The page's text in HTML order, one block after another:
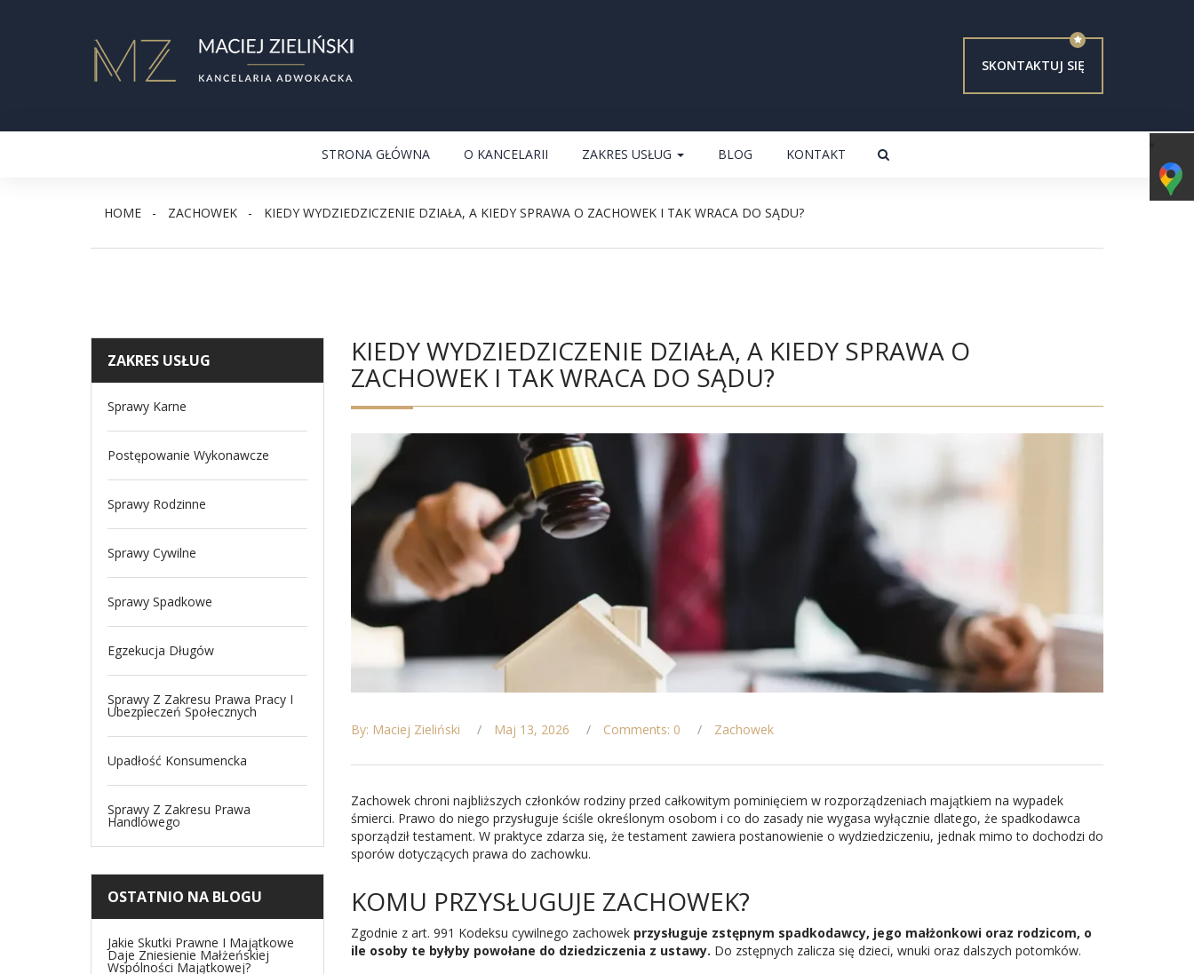
SKONTAKTUJ SIĘ
STRONA GŁÓWNA O KANCELARII ZAKRES USŁUG BLOG KONTAKT
HOME ZACHOWEK KIEDY WYDZIEDZICZENIE DZIAŁA, A KIEDY SPRAWA O ZACHOWEK I TAK WRACA DO SĄDU?
KIEDY WYDZIEDZICZENIE DZIAŁA, A KIEDY SPRAWA O
ZACHOWEK I TAK WRACA DO SĄDU?
By: Maciej Zieliński Maj 13, 2026 Comments: 0 Zachowek
Zachowek chroni najbliższych członków rodziny przed całkowitym pominięciem w rozporządzeniach majątkiem na wypadek
śmierci. Prawo do niego przysługuje ściśle określonym osobom i co do zasady nie wygasa wyłącznie dlatego, że spadkodawca
sporządził testament. W praktyce zdarza się, że testament zawiera postanowienie o wydziedziczeniu, jednak mimo to dochodzi do
sporów dotyczących prawa do zachowku.
KOMU PRZYSŁUGUJE ZACHOWEK?
Zgodnie z art. 991 Kodeksu cywilnego zachowek przysługuje zstępnym spadkodawcy, jego małżonkowi oraz rodzicom, o
ile osoby te byłyby powołane do dziedziczenia z ustawy. Do zstępnych zalicza się dzieci, wnuki oraz dalszych potomków.
ZAKRES USŁUG
Sprawy Karne
Postępowanie Wykonawcze
Sprawy Rodzinne
Sprawy Cywilne
Sprawy Spadkowe
Egzekucja Długów
Sprawy Z Zakresu Prawa Pracy I
Ubezpieczeń Społecznych
Upadłość Konsumencka
Sprawy Z Zakresu Prawa
Handlowego
OSTATNIO NA BLOGU
Jakie Skutki Prawne I Majątkowe
Daje Zniesienie Małżeńskiej
Wspólności Majątkowej?